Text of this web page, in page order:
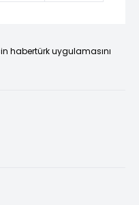
habertürk uygulamasını